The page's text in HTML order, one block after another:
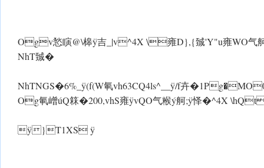
Ogv悐瞚@\槔 ÿ吉_|v^4X \雍D},{臹'Y"u雍 WO气
NhT臹�
NhTNGS�6%_ ÿ(f(W氠vh63CQ4ls^__ ÿ/f卉�1
Og氠嶒úQ箖�200,vhS雍 ÿvQO气糇ý舸; ÿ怿�^4X
ÿ}T1XS ÿ